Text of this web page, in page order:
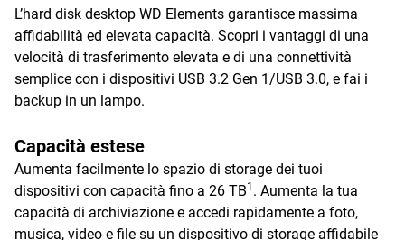
L’hard disk desktop WD Elements garantisce massima
affidabilità ed elevata capacità. Scopri i vantaggi di una
velocità di trasferimento elevata e di una connettività
semplice con i dispositivi USB 3.2 Gen 1/USB 3.0, e fai i
backup in un lampo.
Capacità estese
Aumenta facilmente lo spazio di storage dei tuoi
dispositivi con capacità fino a 26 TB1 . Aumenta la tua
capacità di archiviazione e accedi rapidamente a foto,
musica, video e file su un dispositivo di storage affidabile